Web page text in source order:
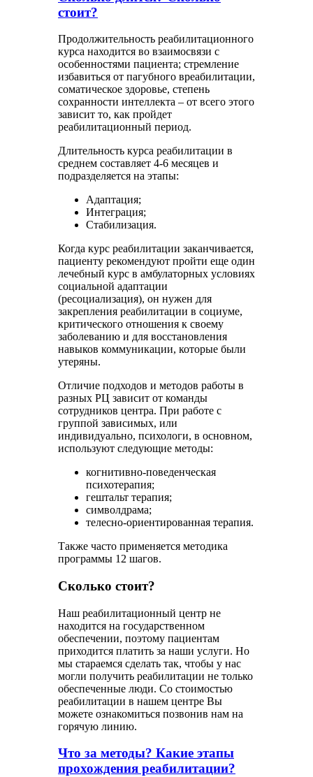
стоит?
Продолжительность реабилитационного
курса находится во взаимосвязи с
особенностями пациента; стремление
избавиться от пагубного вреабилитации,
соматическое здоровье, степень
сохранности интеллекта – от всего этого
зависит то, как пройдет
реабилитационный период.
Длительность курса реабилитации в
среднем составляет 4-6 месяцев и
подразделяется на этапы:
Адаптация;
Интеграция;
Стабилизация.
Когда курс реабилитации заканчивается,
пациенту рекомендуют пройти еще один
лечебный курс в амбулаторных условиях
социальной адаптации
(ресоциализация), он нужен для
закрепления реабилитации в социуме,
критического отношения к своему
заболеванию и для восстановления
навыков коммуникации, которые были
утеряны.
Отличие подходов и методов работы в
разных РЦ зависит от команды
сотрудников центра. При работе с
группой зависимых, или
индивидуально, психологи, в основном,
используют следующие методы:
когнитивно-поведенческая
психотерапия;
гештальт терапия;
символдрама;
телесно-ориентированная терапия.
Также часто применяется методика
программы 12 шагов.
Сколько стоит?
Наш реабилитационный центр не
находится на государственном
обеспечении, поэтому пациентам
приходится платить за наши услуги. Но
мы стараемся сделать так, чтобы у нас
могли получить реабилитации не только
обеспеченные люди. Со стоимостью
реабилитации в нашем центре Вы
можете ознакомиться позвонив нам на
горячую линию.
Что за методы? Какие этапы
прохождения реабилитации?